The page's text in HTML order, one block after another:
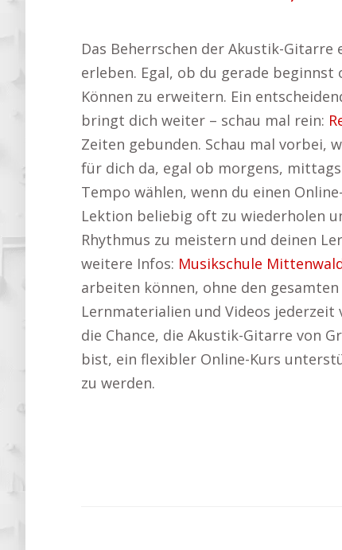
Das Beherrschen der Akustik-
erleben. Egal, ob du gerade
Können zu erweitern. Ein
bringt dich weiter – schau mal rein:
Zeiten gebunden. Schau mal vorbei,
für dich da, egal ob morgens,
Tempo wählen, wenn du einen
Lektion beliebig oft zu wiederholen
Rhythmus zu meistern und deinen
weitere Infos: Musikschule
arbeiten können, ohne den
Lernmaterialien und Videos
die Chance, die Akustik-Gitarre von
bist, ein flexibler Online-Kurs
zu werden.